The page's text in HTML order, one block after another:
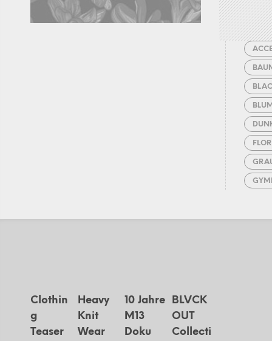
Clothin
g
Teaser
Heavy
Knit
Wear
10 Jahre
M13
Doku
BLVCK
OUT
Collecti